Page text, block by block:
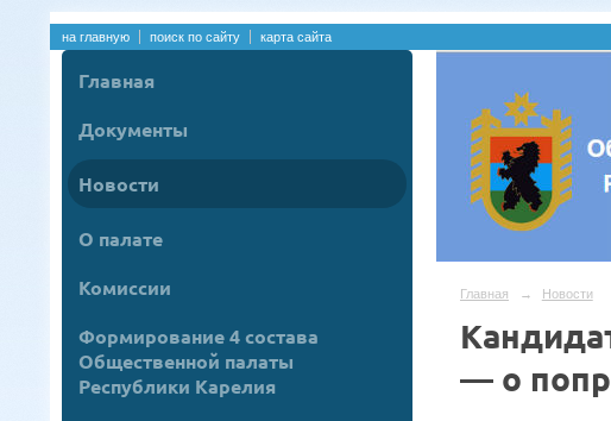
на главную поиск по сайту карта сайта
Главная
Документы
Новости
О палате
Комиссии
Формирование 4 состава
Общественной палаты
Республики Карелия
Главная → Новости
— о